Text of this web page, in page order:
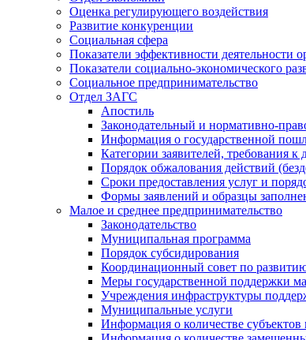
Оценка регулирующего воздействия
Развитие конкуренции
Социальная сфера
Показатели эффективности деятельности
Показатели социально-экономического
Социальное предпринимательство
Отдел ЗАГС
Апостиль
Законодательный и нормативно-
Информация о государственной
Категории заявителей, требования к
Порядок обжалования действий
Сроки предоставления услуг и
Формы заявлений и образцы
Малое и среднее предпринимательство
Законодательство
Муниципальная программа
Порядок субсидирования
Координационный совет по
Меры государственной поддержки
Учреждения инфраструктуры
Муниципальные услуги
Информация о количестве субъектов